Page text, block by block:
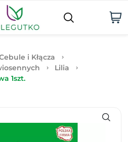
i Kłącza
Lilia
1szt.